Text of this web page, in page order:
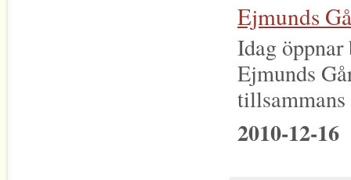
Ejmunds
Idag
Ejmunds
2010-12-16